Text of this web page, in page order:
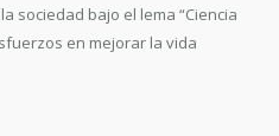
sociedad bajo el lema “Ciencia
en mejorar la vida